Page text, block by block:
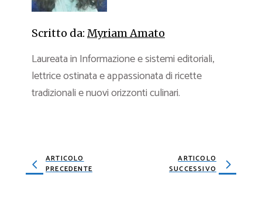
Scritto da: Myriam Amato
Laureata in Informazione e sistemi editoriali,
lettrice ostinata e appassionata di ricette
tradizionali e nuovi orizzonti culinari.
ARTICOLO
PRECEDENTE
ARTICOLO
SUCCESSIVO